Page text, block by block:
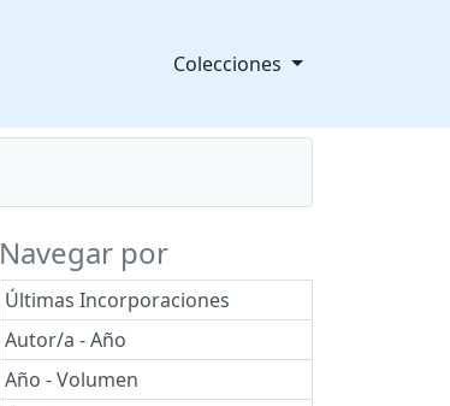
Colecciones
Navegar por
Últimas Incorporaciones
Autor/a - Año
Año - Volumen